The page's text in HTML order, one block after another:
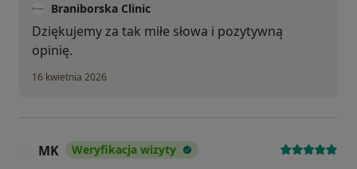
Braniborska Clinic
Dziękujemy za tak miłe słowa i pozytywną
opinię.
16 kwietnia 2026
MK Weryfikacja wizyty